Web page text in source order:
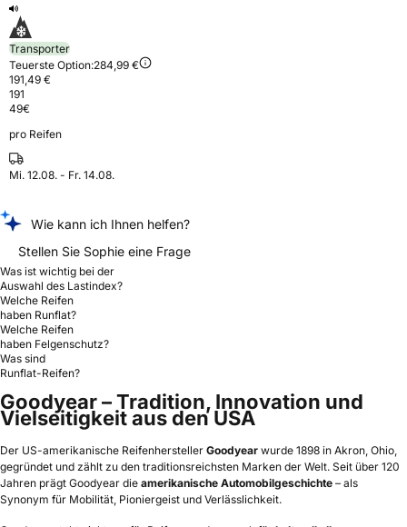
Transporter
Teuerste Option:284,99 €
191,49 €
191
49€
pro Reifen
Mi. 12.08. - Fr. 14.08.
Wie kann ich Ihnen helfen?
Stellen Sie Sophie eine Frage
Was ist wichtig bei der
Auswahl des Lastindex?
Welche Reifen
haben Runflat?
Welche Reifen
haben Felgenschutz?
Was sind
Runflat-Reifen?
Goodyear – Tradition, Innovation und
Vielseitigkeit aus den USA
Der US-amerikanische Reifenhersteller Goodyear wurde 1898 in Akron, Ohio,
gegründet und zählt zu den traditionsreichsten Marken der Welt. Seit über 120
Jahren prägt Goodyear die amerikanische Automobilgeschichte – als
Synonym für Mobilität, Pioniergeist und Verlässlichkeit.